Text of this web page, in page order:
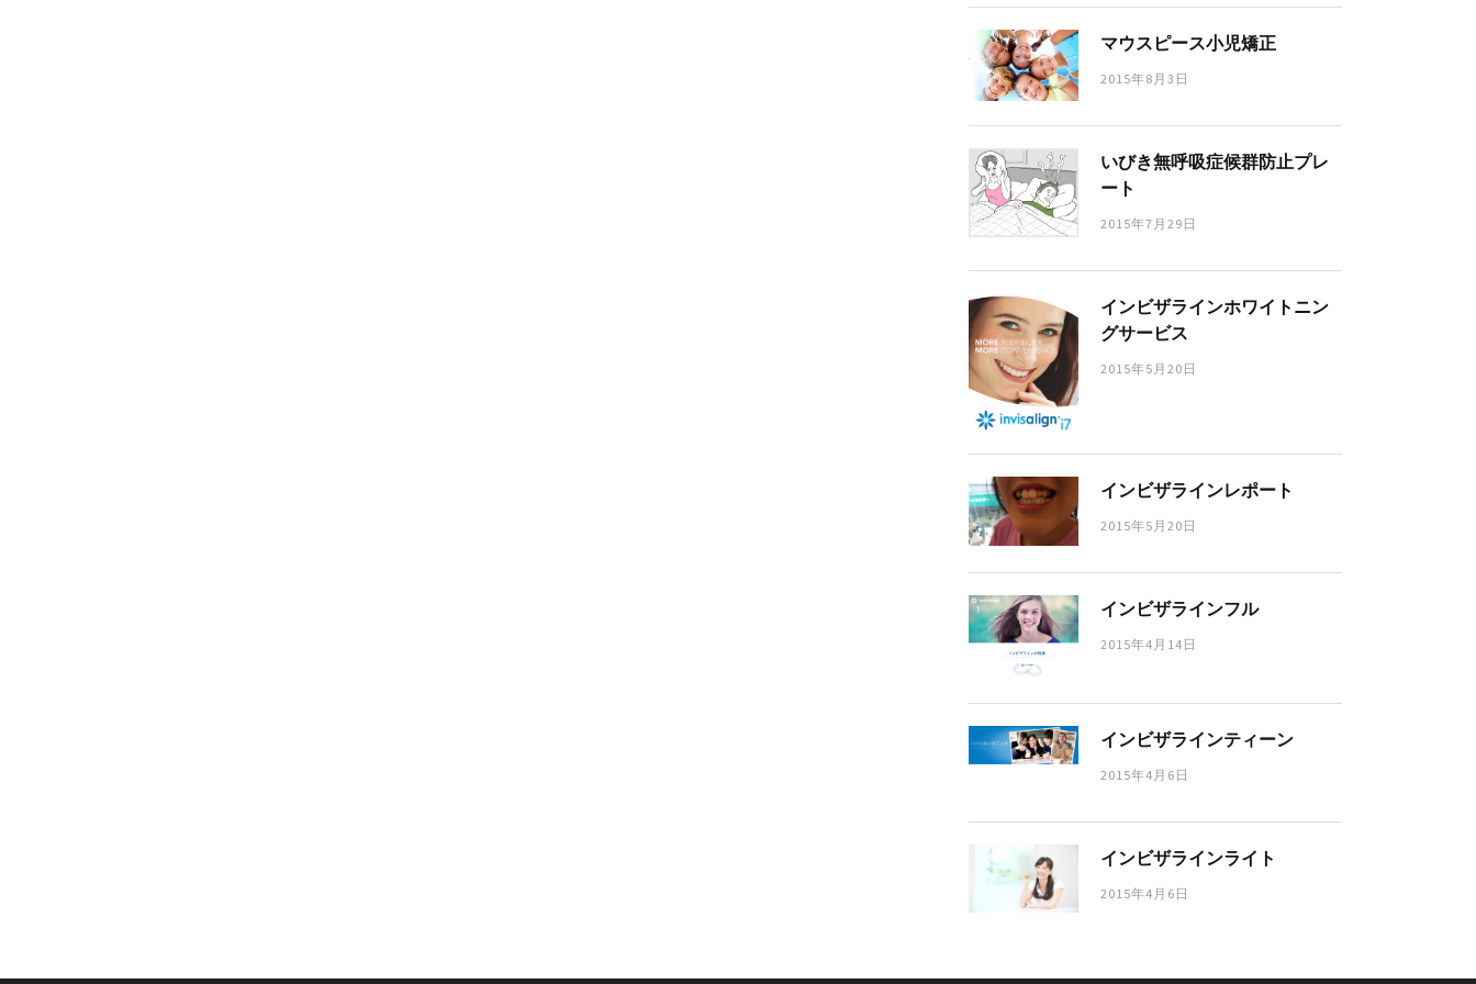
マウスピース小児矯正
2015年8月3日
いびき無呼吸症候群防止プレ
ート
2015年7月29日
インビザラインホワイトニン
グサービス
2015年5月20日
インビザラインレポート
2015年5月20日
インビザラインフル
2015年4月14日
インビザラインティーン
2015年4月6日
インビザラインライト
2015年4月6日